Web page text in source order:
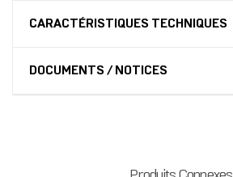
CARACTÉRISTIQUES TECHNIQUES
DOCUMENTS / NOTICES